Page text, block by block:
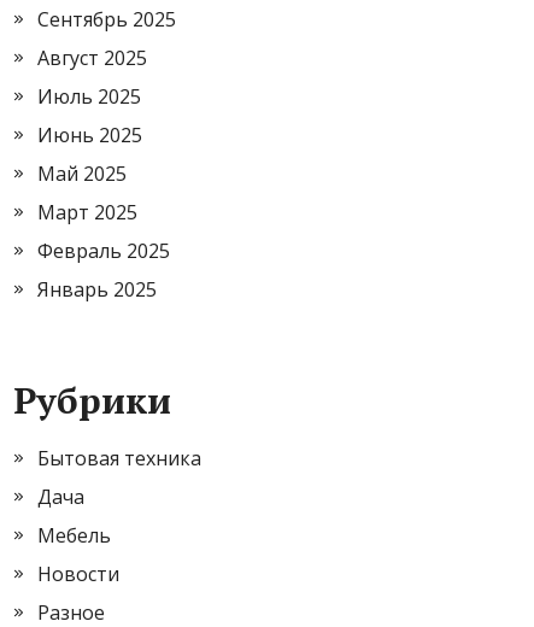
Сентябрь 2025
Август 2025
Июль 2025
Июнь 2025
Май 2025
Март 2025
Февраль 2025
Январь 2025
Рубрики
Бытовая техника
Дача
Мебель
Новости
Разное